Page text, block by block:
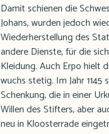
Damit schienen die
Johans, wurden jedoch
Wiederherstellung des
andere Dienste, für die
Kleidung. Auch Erpo hielt
wuchs stetig. Im Jahr
Schenkung, die in einer
Willen des Stifters, aber
neu in Kloosterrade